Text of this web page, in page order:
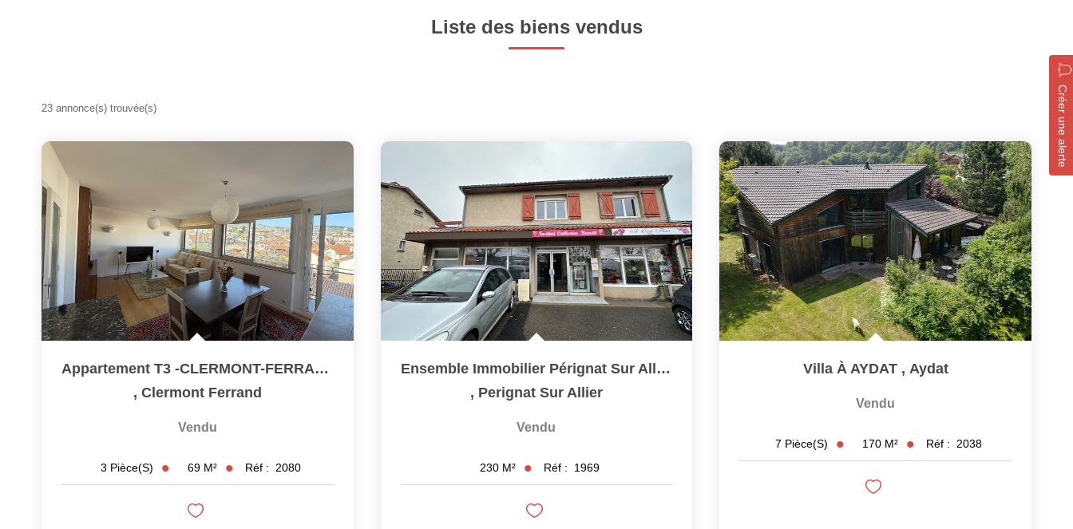
Liste des biens vendus
Créer une alerte
23 annonce(s) trouvée(s)
Appartement T3 -CLERMONT-FERRAND
, Clermont Ferrand
Vendu
3 Pièce(s) 69 M² Réf : 2080
Ensemble Immobilier Pérignat Sur Allier Avec Terrain De...
, Perignat Sur Allier
Vendu
230 M² Réf : 1969
Villa À AYDAT , Aydat
Vendu
7 Pièce(s) 170 M² Réf : 2038